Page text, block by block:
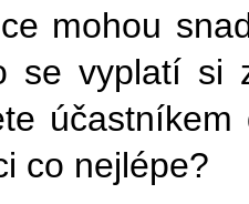
mohou
se vyplatí si
co nejlépe?